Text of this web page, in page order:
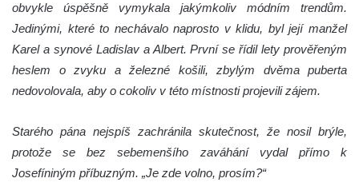
obvykle úspěšně vymykala jakýmkoliv módním trendům.
Jedinými, které to nechávalo naprosto v klidu, byl její manžel
Karel a synové Ladislav a Albert. První se řídil lety prověřeným
heslem o zvyku a železné košili, zbylým dvěma puberta
nedovolovala, aby o cokoliv v této místnosti projevili zájem.
Starého pána nejspíš zachránila skutečnost, že nosil brýle,
protože se bez sebemenšího zaváhání vydal přímo k
Josefíniným příbuzným. „Je zde volno, prosím?“